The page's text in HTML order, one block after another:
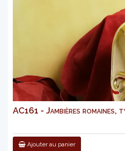
AC161 - Jambières romaines,
Ajouter au panier